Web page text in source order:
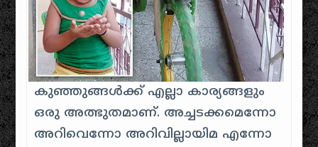
കുഞ്ഞുങ്ങൾക്ക് എല്ലാ കാര്യങ്ങളും
ഒരു അത്ഭുതമാണ്. അച്ചടക്കമെന്നോ
അറിവെന്നോ അറിവില്ലായിമ എന്നോ